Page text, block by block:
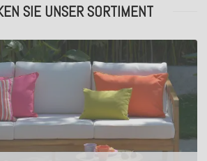
SIE UNSER SORTIMENT